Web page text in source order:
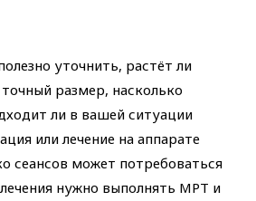
уточнить, растёт ли
размер, насколько
ли в вашей ситуации
или лечение на аппарате
сеансов может потребоваться
лечения нужно выполнять МРТ и